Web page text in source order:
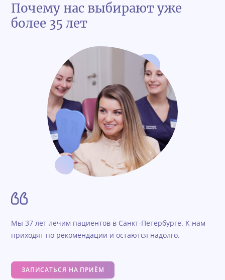
Почему нас выбирают уже
более 35 лет
Мы 37 лет лечим пациентов в Санкт-Петербурге. К нам
приходят по рекомендации и остаются надолго.
ЗАПИСАТЬСЯ НА ПРИЁМ